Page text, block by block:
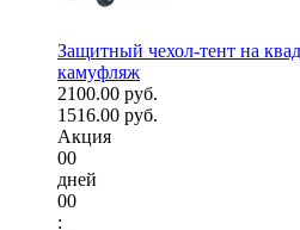
Защитный чехол-тент на
камуфляж
2100.00 руб.
1516.00 руб.
Акция
00
дней
00
: